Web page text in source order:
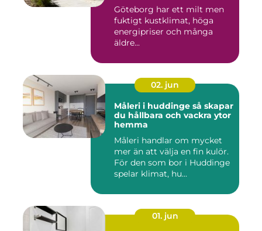
Göteborg har ett milt men
fuktigt kustklimat, höga
energipriser och många
äldre...
02. jun
Måleri i huddinge så skapar
du hållbara och vackra ytor
hemma
Måleri handlar om mycket
mer än att välja en fin kulör.
För den som bor i Huddinge
spelar klimat, hu...
01. jun